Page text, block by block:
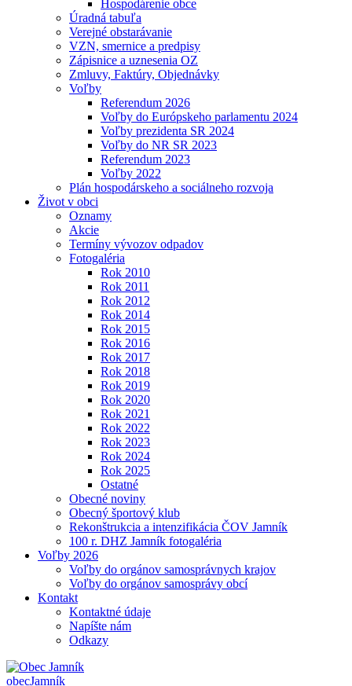
Hospodárenie obce
Úradná tabuľa
Verejné obstarávanie
VZN, smernice a predpisy
Zápisnice a uznesenia OZ
Zmluvy, Faktúry, Objednávky
Voľby
Referendum 2026
Voľby do Európskeho parlamentu 2024
Voľby prezidenta SR 2024
Voľby do NR SR 2023
Referendum 2023
Voľby 2022
Plán hospodárskeho a sociálneho rozvoja
Život v obci
Oznamy
Akcie
Termíny vývozov odpadov
Fotogaléria
Rok 2010
Rok 2011
Rok 2012
Rok 2014
Rok 2015
Rok 2016
Rok 2017
Rok 2018
Rok 2019
Rok 2020
Rok 2021
Rok 2022
Rok 2023
Rok 2024
Rok 2025
Ostatné
Obecné noviny
Obecný športový klub
Rekonštrukcia a intenzifikácia ČOV Jamník
100 r. DHZ Jamník fotogaléria
Voľby 2026
Voľby do orgánov samosprávnych krajov
Voľby do orgánov samosprávy obcí
Kontakt
Kontaktné údaje
Napíšte nám
Odkazy
obecJamník